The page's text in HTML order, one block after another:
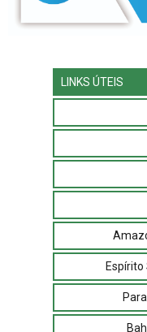
LINKS ÚTEIS